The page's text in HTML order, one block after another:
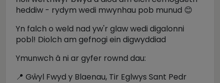
heddiw - rydym wedi mwynhau pob munud 😊
Yn falch o weld nad yw'r glaw wedi digalonni
pobl! Diolch am gefnogi ein digwyddiad
Ymunwch â ni ar gyfer rownd dau:
📍 Gŵyl Fwyd y Blaenau, Tir Eglwys Sant Pedr